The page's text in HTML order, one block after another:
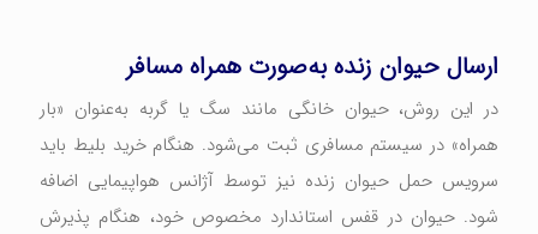
ارسال حیوان زنده به‌صورت همراه مسافر
در این روش، حیوان خانگی مانند سگ یا گربه به‌عنوان «بار
همراه» در سیستم مسافری ثبت می‌شود. هنگام خرید بلیط باید
سرویس حمل حیوان زنده نیز توسط آژانس هواپیمایی اضافه
شود. حیوان در قفس استاندارد مخصوص خود، هنگام پذیرش